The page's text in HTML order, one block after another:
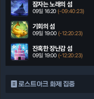
잠자는 노래의 섬
09일 16:20 (-09:40:22)
기회의 섬
09일 19:00 (-12:20:22)
잔혹한 장난감 섬
09일 19:00 (-12:20:22)
로스트아크 화제 집중